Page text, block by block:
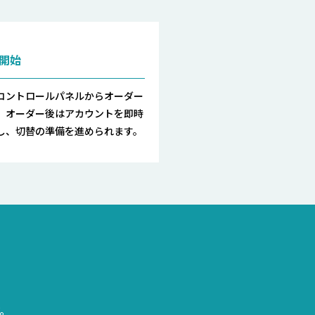
始
ントロールパネルからオーダー
オーダー後はアカウントを即時
、切替の準備を進められます。